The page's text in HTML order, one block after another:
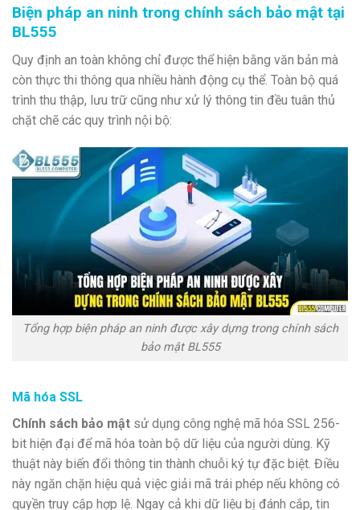
Biện pháp an ninh trong chính sách bảo mật tại
BL555
Quy định an toàn không chỉ được thể hiện bằng văn bản mà
còn thực thi thông qua nhiều hành động cụ thể. Toàn bộ quá
trình thu thập, lưu trữ cũng như xử lý thông tin đều tuân thủ
chặt chẽ các quy trình nội bộ:
Tổng hợp biện pháp an ninh được xây dựng trong chính sách
bảo mật BL555
Mã hóa SSL
Chính sách bảo mật sử dụng công nghệ mã hóa SSL 256-
bit hiện đại để mã hóa toàn bộ dữ liệu của người dùng. Kỹ
thuật này biến đổi thông tin thành chuỗi ký tự đặc biệt. Điều
này ngăn chặn hiệu quả việc giải mã trái phép nếu không có
quyền truy cập hợp lệ. Ngay cả khi dữ liệu bị đánh cắp, tin